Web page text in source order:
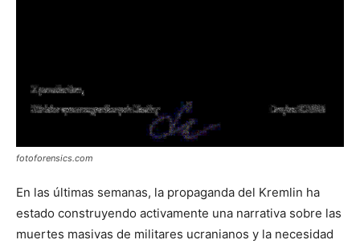
fotoforensics.com
En las últimas semanas, la propaganda del Kremlin ha
estado construyendo activamente una narrativa sobre las
muertes masivas de militares ucranianos y la necesidad